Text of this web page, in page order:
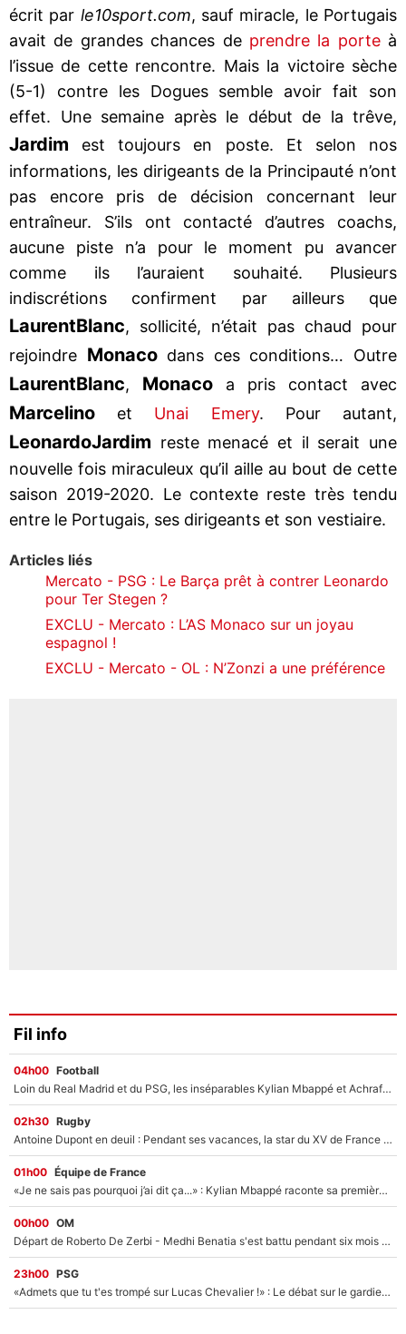
écrit par le10sport.com, sauf miracle, le Portugais
avait de grandes chances de prendre la porteà
l’issue de cette rencontre. Mais la victoire sèche
(5-1) contre les Dogues semble avoir fait son
effet. Une semaine après le début de la trêve,
Jardim est toujours en poste. Et selon nos
informations, les dirigeants de la Principauté n’ont
pas encore pris de décision concernant leur
entraîneur. S’ils ont contacté d’autres coachs,
aucune piste n’a pour le moment pu avancer
comme ils l’auraient souhaité. Plusieurs
indiscrétions confirment par ailleurs que
LaurentBlanc, sollicité, n’était pas chaud pour
rejoindre Monacodans ces conditions… Outre
LaurentBlanc, Monaco a pris contact avec
Marcelino et Unai Emery. Pour autant,
LeonardoJardim reste menacé et il serait une
nouvelle fois miraculeux qu’il aille au bout de cette
saison 2019-2020. Le contexte reste très tendu
entre le Portugais, ses dirigeants et son vestiaire.
Articles liés
Mercato - PSG : Le Barça prêt à contrer Leonardo
pour Ter Stegen ?
EXCLU - Mercato : L’AS Monaco sur un joyau
espagnol !
EXCLU - Mercato - OL : N’Zonzi a une préférence
Fil info
04h00 Football
Loin du Real Madrid et du PSG, les inséparables Kylian Mbappé et Achraf Hakimi changent d'équipe le temps d'une journée !
02h30 Rugby
Antoine Dupont en deuil : Pendant ses vacances, la star du XV de France a perdu sa grand-mère
01h00 Équipe de France
«Je ne sais pas pourquoi j’ai dit ça...» : Kylian Mbappé raconte sa première rencontre avec Zinédine Zidane (et c’est très drôle)
00h00 OM
Départ de Roberto De Zerbi - Medhi Benatia s'est battu pendant six mois pour le retenir à l'OM, le PSG a été le naufrage de trop : «Je pars avec toi»
23h00 PSG
«Admets que tu t'es trompé sur Lucas Chevalier !» : Le débat sur le gardien du PSG vire au clash à l'After Foot